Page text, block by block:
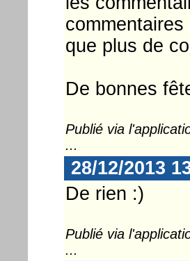
que plus de
De bonnes
Publié via
...
28/12/2013
De rien :)
Publié via
...